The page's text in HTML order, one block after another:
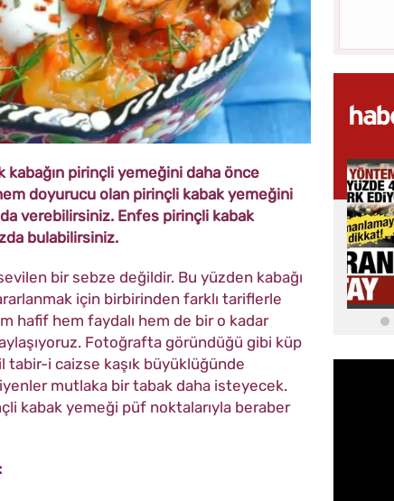
kabağın pirinçli yemeğini daha önce
doyurucu olan pirinçli kabak yemeğini
da verebilirsiniz. Enfes pirinçli kabak
bulabilirsiniz.
bir sebze değildir. Bu yüzden kabağı
için birbirinden farklı tariflerle
hafif hem faydalı hem de bir o kadar
Fotoğrafta göründüğü gibi küp
tabir-i caizse kaşık büyüklüğünde
mutlaka bir tabak daha isteyecek.
kabak yemeği püf noktalarıyla beraber